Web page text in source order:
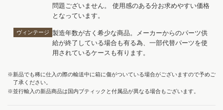
問題ございません。 使用感のある分お求めやすい価格
となっています。
ヴィンテージ 製造年数が古く希少な商品。メーカーからのパーツ供
給が終了している場合も有る為、一部代替パーツを使
用されているケースも有ります。
※新品でも稀に仕入の際の輸送中に箱に傷がついている場合がございますので予めご
了承ください。
※並行輸入の新品商品は国内ブティックと付属品が異なる場合もございます。